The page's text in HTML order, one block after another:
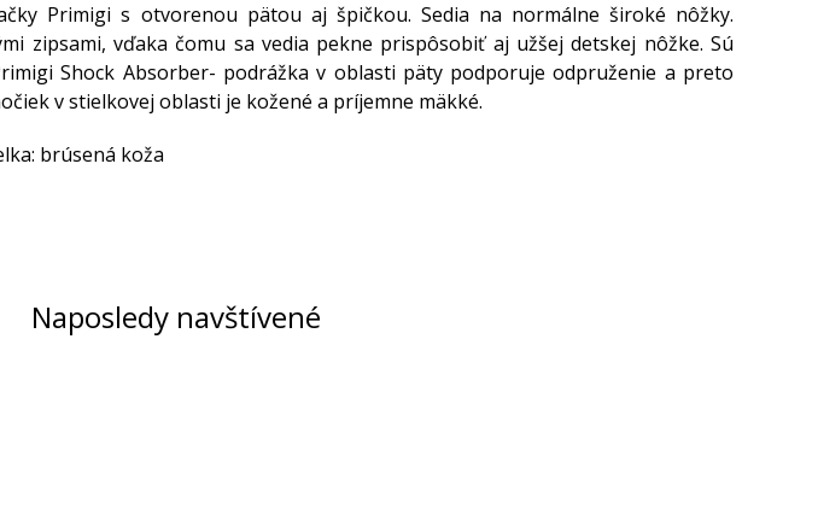
Primigi s otvorenou pätou aj špičkou. Sedia na normálne široké nôžky.
zipsami, vďaka čomu sa vedia pekne prispôsobiť aj užšej detskej nôžke. Sú
Shock Absorber- podrážka v oblasti päty podporuje odpruženie a preto
v stielkovej oblasti je kožené a príjemne mäkké.
brúsená koža
Naposledy navštívené